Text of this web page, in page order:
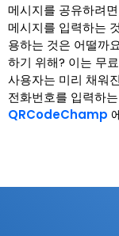
메시지를 공유하려
메시지를 입력하는
용하는 것은 어떨까
하기 위해? 이는 무
사용자는 미리 채워
전화번호를 입력하
QRCodeChamp